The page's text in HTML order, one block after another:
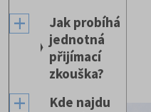
Jak probíhá
jednotná
přijímací
zkouška?
Kde najdu